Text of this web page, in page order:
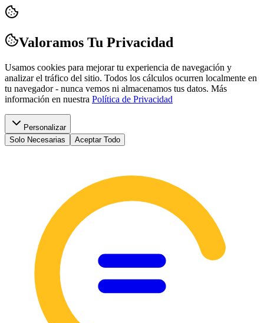
Valoramos Tu Privacidad
Usamos cookies para mejorar tu experiencia de navegación y
analizar el tráfico del sitio. Todos los cálculos ocurren localmente en
tu navegador - nunca vemos ni almacenamos tus datos. Más
información en nuestra Política de Privacidad
Personalizar
Solo Necesarias
Aceptar Todo